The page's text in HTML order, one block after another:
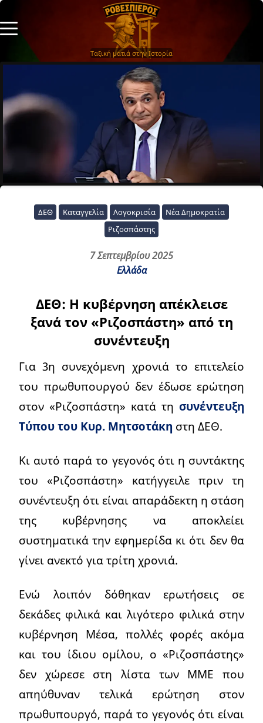
Ταξική ματιά στην Ιστορία
ΔΕΘ Καταγγελία Λογοκρισία
Νέα Δημοκρατία
Ριζοσπάστης
7 Σεπτεμβρίου 2025
Ελλάδα
ΔΕΘ: Η κυβέρνηση απέκλεισε
ξανά τον «Ριζοσπάστη» από τη
συνέντευξη
Για 3η συνεχόμενη χρονιά το επιτελείο
του πρωθυπουργού δεν έδωσε ερώτηση
στον «Ριζοσπάστη» κατά τη συνέντευξη
Τύπου του Κυρ. Μητσοτάκη στη ΔΕΘ.
Κι αυτό παρά το γεγονός ότι η συντάκτης
του «Ριζοσπάστη» κατήγγειλε πριν τη
συνέντευξη ότι είναι απαράδεκτη η στάση
της κυβέρνησης να αποκλείει
συστηματικά την εφημερίδα κι ότι δεν θα
γίνει ανεκτό για τρίτη χρονιά.
Ενώ λοιπόν δόθηκαν ερωτήσεις σε
δεκάδες φιλικά και λιγότερο φιλικά στην
κυβέρνηση Μέσα, πολλές φορές ακόμα
και του ίδιου ομίλου, ο «Ριζοσπάστης»
δεν χώρεσε στη λίστα των ΜΜΕ που
απηύθυναν τελικά ερώτηση στον
πρωθυπουργό, παρά το γεγονός ότι είναι